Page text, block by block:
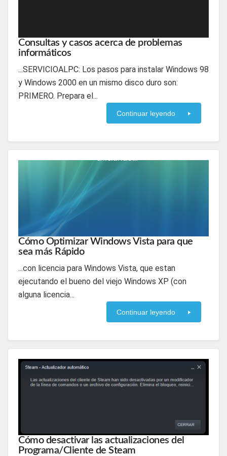
Consultas y casos acerca de problemas
informáticos
...SERVICIOALPC: Los pasos para instalar Windows 98
y Windows 2000 en un mismo disco duro son:
PRIMERO. Prepara el...
Continuar leyendo
Cómo Optimizar Windows Vista para que
sea más Rápido
...con licencia para Windows Vista, que estan
ejecutando el bueno del viejo Windows XP (con
alguna licencia...
Continuar leyendo
Cómo desactivar las actualizaciones del
Programa/Cliente de Steam